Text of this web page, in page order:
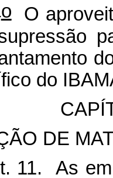
oO
do
DE
11. As